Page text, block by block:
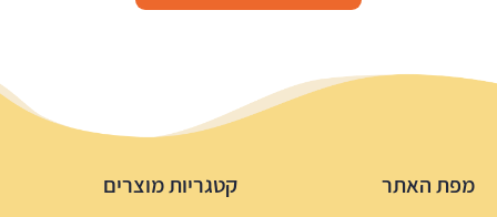
מפת האתר קטגריות מוצרים